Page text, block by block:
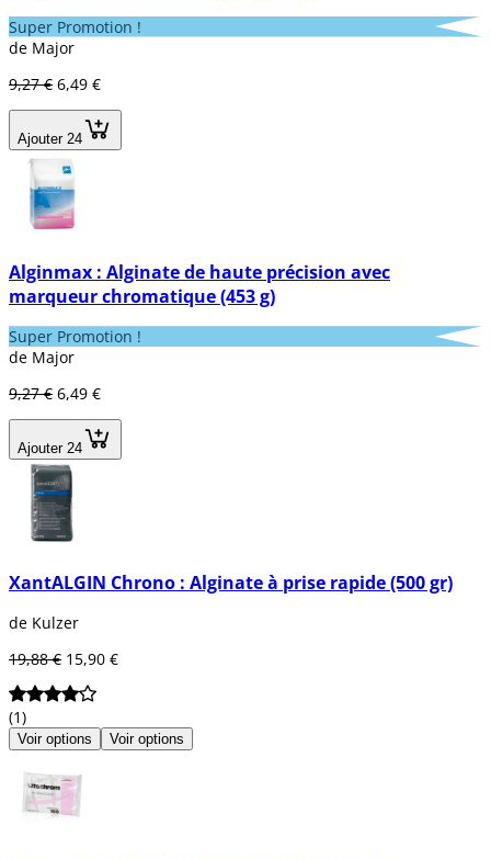
Super Promotion !
de Major
9,27 € 6,49 €
Ajouter 24
Alginmax : Alginate de haute précision avec
marqueur chromatique (453 g)
Super Promotion !
de Major
9,27 € 6,49 €
Ajouter 24
XantALGIN Chrono : Alginate à prise rapide (500 gr)
de Kulzer
19,88 € 15,90 €
(1)
Voir options Voir options